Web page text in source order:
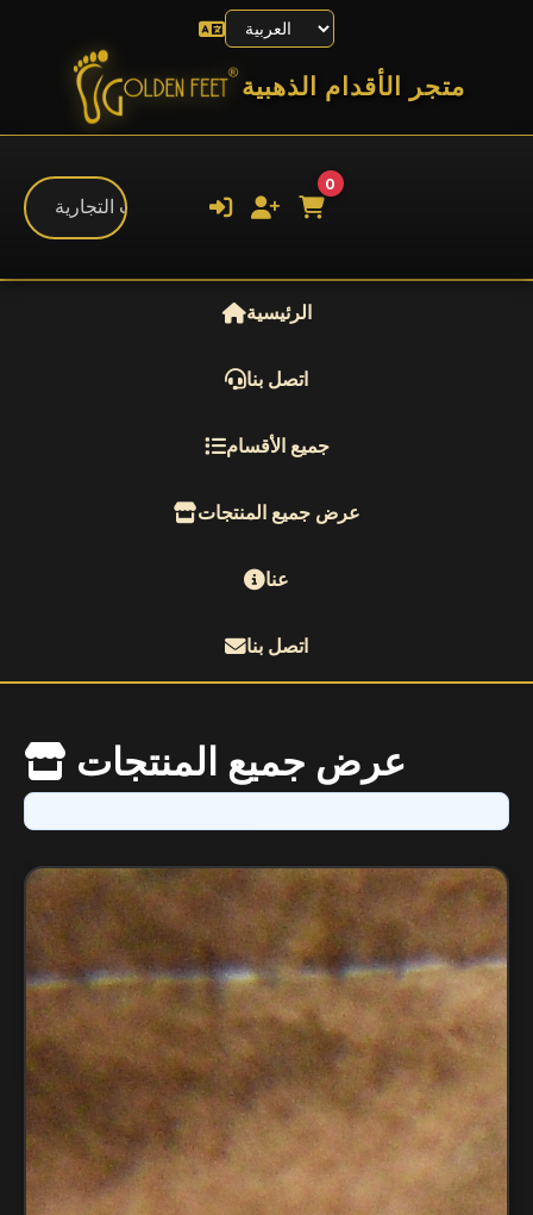
متجر الأقدام الذهبية
0
الرئيسية
اتصل بنا
جميع الأقسام
عرض جميع المنتجات
عنا
اتصل بنا
عرض جميع المنتجات